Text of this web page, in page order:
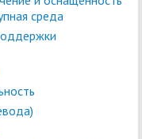
среда